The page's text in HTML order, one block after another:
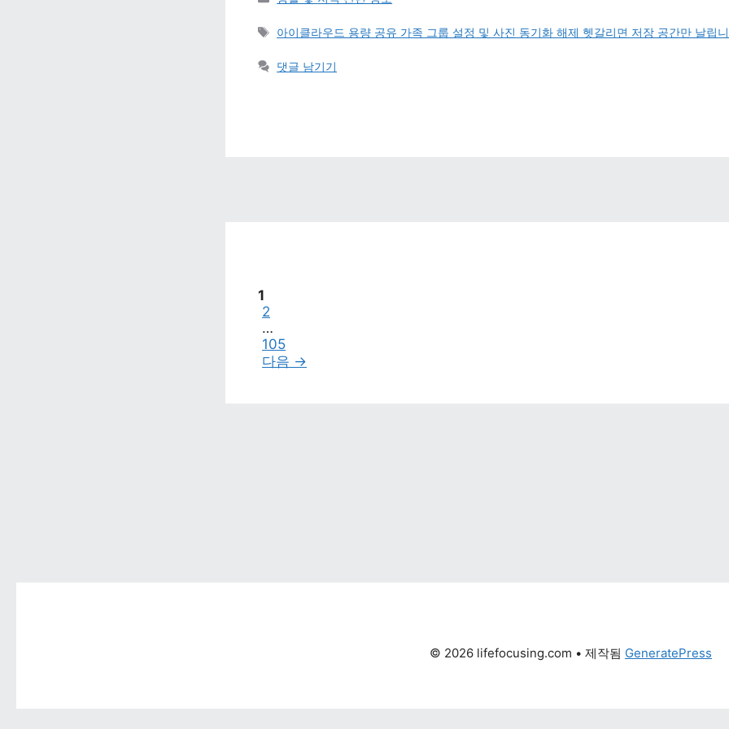
태그
아이클라우드 용량 공유 가족 그룹 설정 및 사진 동기화 해제 헷갈리면 저장 공간만 날립
댓글 남기기
페이지
1
페이지
2
…
페이지
105
다음 →
© 2026 lifefocusing.com • 제작됨 GeneratePress